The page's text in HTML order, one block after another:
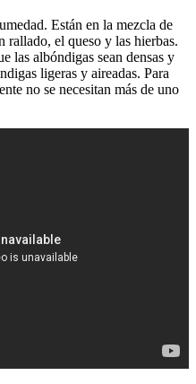
Están en la mezcla de
rallado, el queso y las hierbas.
las albóndigas sean densas y
ligeras y aireadas. Para
no se necesitan más de uno